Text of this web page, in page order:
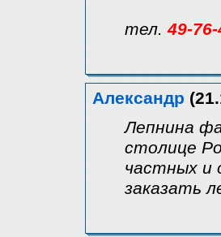
тел.49-
Александр
Лепнина
столице
частных и
заказать